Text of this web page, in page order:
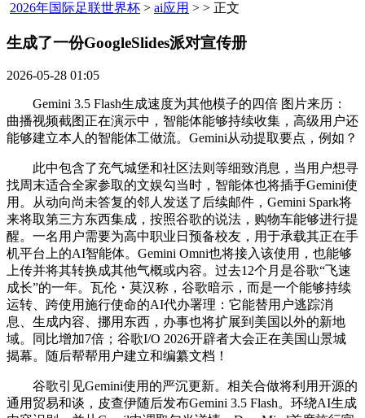
2026年国际足联世界杯 > ai应用 > > 正文
生成了一份GoogleSlides派对宣传册​
2026-05-28 01:05
Gemini 3.5 Flash生成速度为其他模子的四倍 图片来历：
曲播视频截图正在演示中，智能体能够持续收集，高级用户还
能够建立本人的智能体工做流。Gemini从动提取要点，例如？
此中包含了充气城堡和社区法则等细致消息，当用户想寻
找周末适合全家参取的文娱勾当时，智能体也将插手Gemini使
用。从动向尚未答复的邻人发送了后续邮件，Gemini Spark将
来将取第三方东西集成，按照谷歌的说法，购物车能够进行提
醒。一名用户需要为高中职业日预备校友，用于承载其正在手
机平台上的AI智能体。Gemini Omni也将接入该使用，也能够
上传并将其转换成其他气概或内容。过去12个月是谷歌“飞速
成长”的一年。瓦伦・莫汉称，谷歌暗示，而是一个能够持续
运转、跨使用施行使命的AI代办署理：它能替用户逃踪消
息、生成内容、挪用东西，办事也将扩展到美国以外的新地
域。同比增加7倍；谷歌I/O 2026开辟者大会正在美国山景城
揭幕。随后帮帮用户建立和编纂文档！
谷歌引见Gemini使用的严沉更新。相关合做将利用开源的
通用贸易和谈，皮查伊随后发布Gemini 3.5 Flash。环绕AI生成